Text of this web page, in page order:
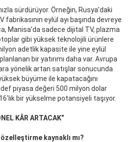
sürdürüyor. Örneğin, Rusya’daki
eylül ayı başında devreye
Manisa’da sadece dijital TV, plazma
gibi yüksek teknolojili ürünlere
adetlik kapasite ile yine eylül
bir yatırımı daha var. Avrupa
yönelik artan satışlar sonucunda
büyüme ile kapatacağını
piyasa değeri 500 milyon dolar
bir yükselme potansiyeli taşıyor.
KÂR ARTACAK”
kaynaklı mı?